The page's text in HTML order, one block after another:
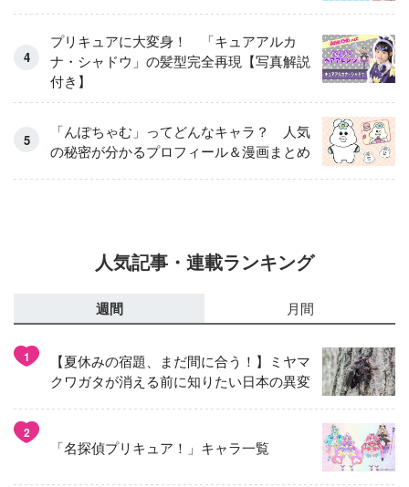
プリキュアに大変身！ 「キュアアルカ
ナ・シャドウ」の髪型完全再現【写真解説
付き】
「んぽちゃむ」ってどんなキャラ？ 人気
の秘密が分かるプロフィール＆漫画まとめ
人気記事・連載ランキング
週間 月間
1
【夏休みの宿題、まだ間に合う！】ミヤマ
クワガタが消える前に知りたい日本の異変
2
「名探偵プリキュア！」キャラ一覧